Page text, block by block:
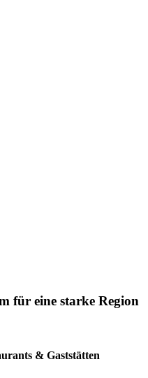
für eine starke Region
& Gaststätten